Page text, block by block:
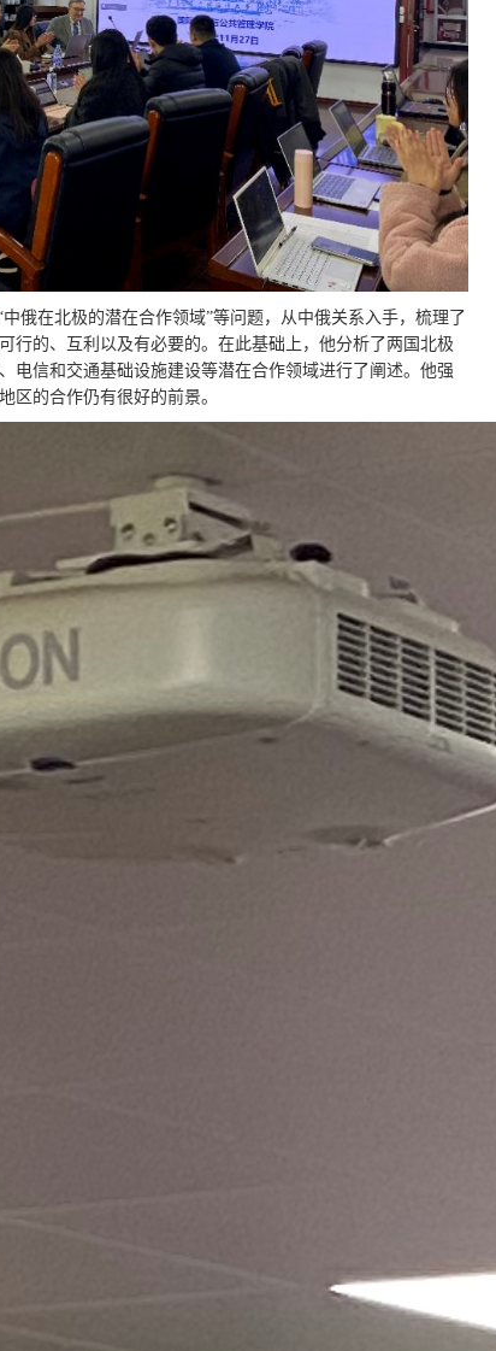
俄在北极的潜在合作领域”等问题，从中俄关系入手，梳理了
行的、互利以及有必要的。在此基础上，他分析了两国北极
电信和交通基础设施建设等潜在合作领域进行了阐述。他强
区的合作仍有很好的前景。